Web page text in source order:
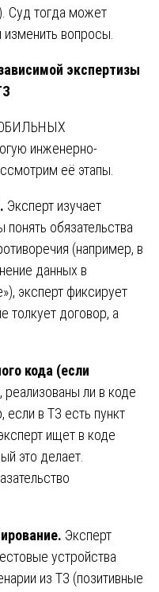
Суд тогда может
изменить вопросы.
экспертизы
инженерно-
её этапы.
Эксперт изучает
обязательства
(например, в
данных в
эксперт фиксирует
толкует договор, а
кода (если
реализованы ли в коде
в ТЗ есть пункт
ищет в коде
это делает.
Эксперт
устройства
из ТЗ (позитивные